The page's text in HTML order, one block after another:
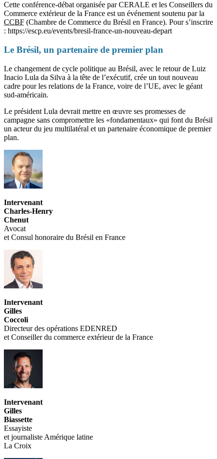
Cette conférence-débat organisée par CERALE et les Conseillers du
Commerce extérieur de la France est un événement soutenu par la
CCBF (Chambre de Commerce du Brésil en France). Pour s’inscrire
: https://escp.eu/events/bresil-france-un-nouveau-depart
Le Brésil, un partenaire de premier plan
Le changement de cycle politique au Brésil, avec le retour de Luiz
Inacio Lula da Silva à la tête de l’exécutif, crée un tout nouveau
cadre pour les relations de la France, voire de l’UE, avec le géant
sud-américain.
Le président Lula devrait mettre en œuvre ses promesses de
campagne sans compromettre les «fondamentaux» qui font du Brésil
un acteur du jeu multilatéral et un partenaire économique de premier
plan.
Intervenant
Charles-Henry
Chenut
Avocat
et Consul honoraire du Brésil en France
Intervenant
Gilles
Coccoli
Directeur des opérations EDENRED
et Conseiller du commerce extérieur de la France
Intervenant
Gilles
Biassette
Essayiste
et journaliste Amérique latine
La Croix